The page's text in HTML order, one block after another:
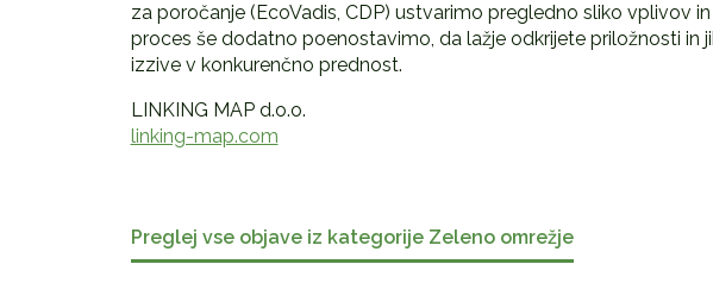
za poročanje (EcoVadis, CDP) ustvarimo pregledno sliko vplivov
proces še dodatno poenostavimo, da lažje odkrijete priložnosti in
izzive v konkurenčno prednost.
LINKING MAP d.o.o.
linking-map.com
Preglej vse objave iz kategorije Zeleno omrežje